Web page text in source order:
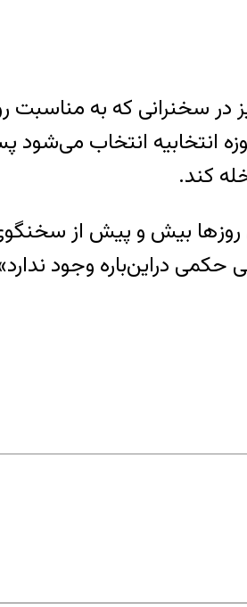
سخنرانی که به مناسبت
انتخابیه انتخاب می‌شود
کند.
بیش و پیش از سخنگوی
دراین‌باره وجود